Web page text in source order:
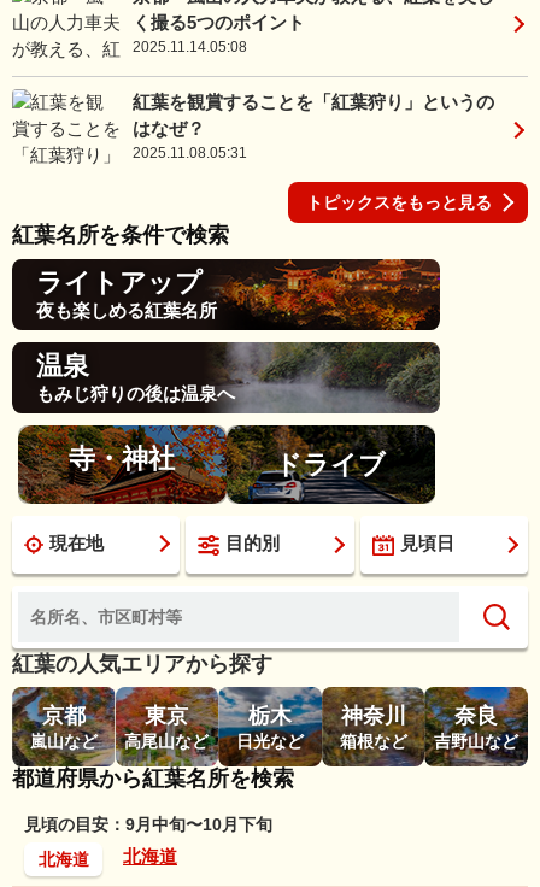
く撮る5つのポイント
2025.11.14.05:08
紅葉を観賞することを「紅葉狩り」というの
はなぜ？
2025.11.08.05:31
トピックスをもっと見る
紅葉名所を条件で検索
ライトアップ
夜も楽しめる紅葉名所
温泉
もみじ狩りの後は温泉へ
寺・神社 ドライブ
現在地 目的別 見頃日
紅葉の人気エリアから探す
京都
嵐山など
東京
高尾山など
栃木
日光など
神奈川
箱根など
奈良
吉野山など
都道府県から紅葉名所を検索
見頃の目安：9月中旬〜10月下旬
北海道
北海道